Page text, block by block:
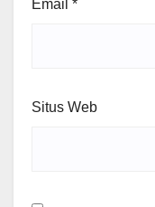
Email *
Situs Web